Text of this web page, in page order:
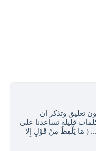
تعليق وتذكر ان
قليلة تساعدنا على
( مَا يَلْفِظُ مِنْ قَوْلٍ إِلا